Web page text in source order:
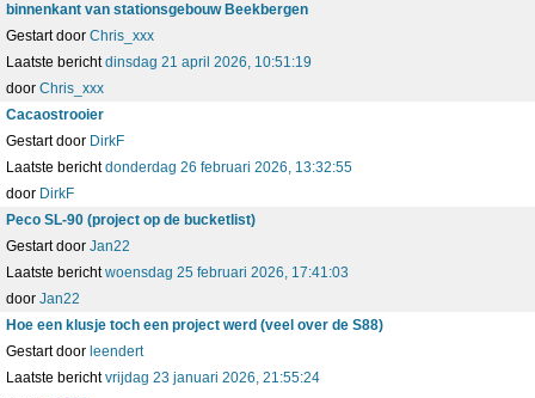
binnenkant van stationsgebouw Beekbergen
Gestart door Chris_xxx
Laatste berichtdinsdag 21 april 2026, 10:51:19
door Chris_xxx
Cacaostrooier
Gestart door DirkF
Laatste berichtdonderdag 26 februari 2026, 13:32:55
door DirkF
Peco SL-90 (project op de bucketlist)
Gestart door Jan22
Laatste berichtwoensdag 25 februari 2026, 17:41:03
door Jan22
Hoe een klusje toch een project werd (veel over de S88)
Gestart door leendert
Laatste berichtvrijdag 23 januari 2026, 21:55:24